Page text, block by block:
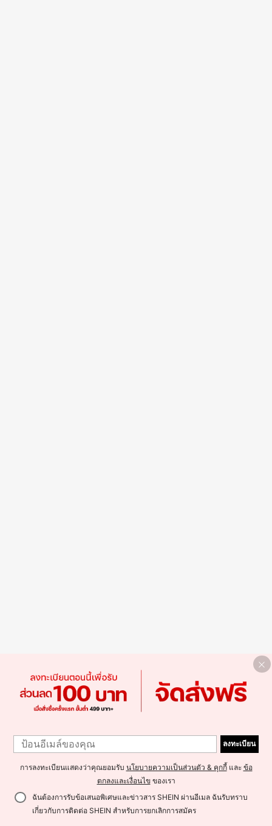
ลงทะเบียน
การลงทะเบียนแสดงว่าคุณยอมรับ นโยบายความเป็นส่วนตัว & คุกกี้และ ข้อ
ตกลงและเงื่อนไขของเรา
ฉันต้องการรับข้อเสนอพิเศษและข่าวสาร SHEIN ผ่านอีเมล ฉันรับทราบ
เกี่ยวกับการติดต่อ SHEIN สำหรับการยกเลิกการสมัคร